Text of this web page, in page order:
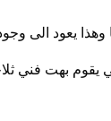
وهذا يعود الى
يقوم بهت فني